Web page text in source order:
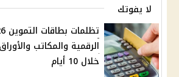
لا يفوتك
الرقمية والمكاتب
خلال 10 أيام